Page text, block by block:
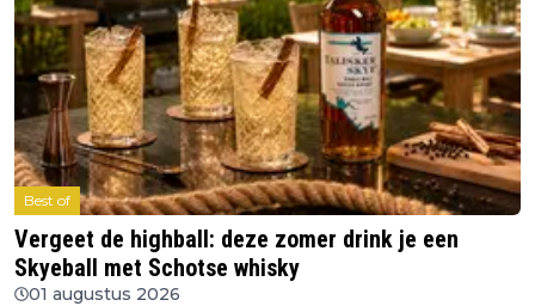
Best of
Vergeet de highball: deze zomer drink je een
Skyeball met Schotse whisky
01 augustus 2026